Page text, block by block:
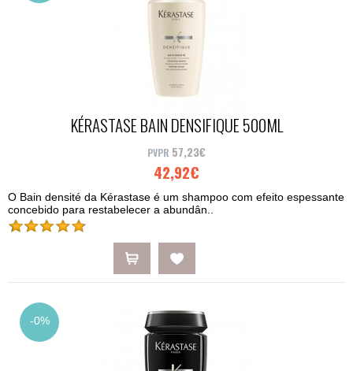
KÉRASTASE BAIN DENSIFIQUE 500ML
57,23€
42,92€
O Bain densité da Kérastase é um shampoo com efeito espessante
concebido para restabelecer a abundân..
-0%